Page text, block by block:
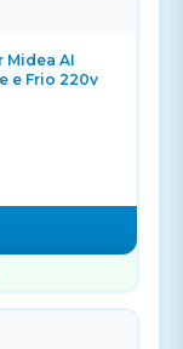
Midea AI
e Frio 220v